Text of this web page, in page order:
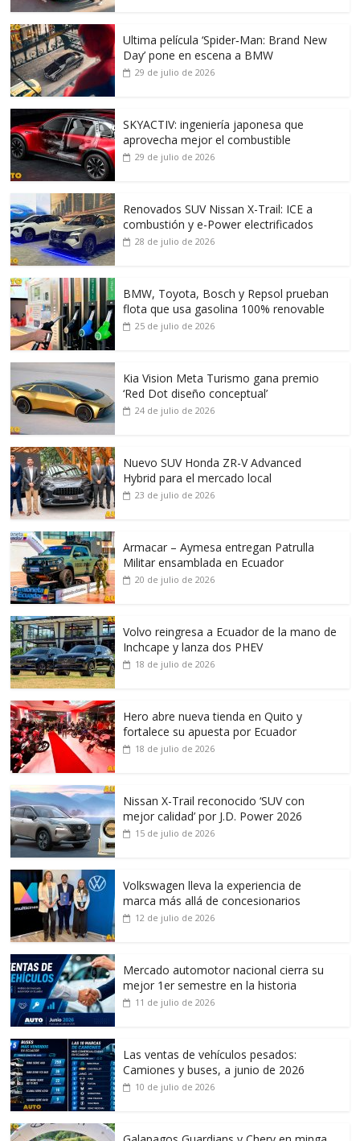
Ultima película ‘Spider‑Man: Brand New
Day’ pone en escena a BMW
29 de julio de 2026
SKYACTIV: ingeniería japonesa que
aprovecha mejor el combustible
29 de julio de 2026
Renovados SUV Nissan X-Trail: ICE a
combustión y e-Power electrificados
28 de julio de 2026
BMW, Toyota, Bosch y Repsol prueban
flota que usa gasolina 100% renovable
25 de julio de 2026
Kia Vision Meta Turismo gana premio
‘Red Dot diseño conceptual’
24 de julio de 2026
Nuevo SUV Honda ZR-V Advanced
Hybrid para el mercado local
23 de julio de 2026
Armacar – Aymesa entregan Patrulla
Militar ensamblada en Ecuador
20 de julio de 2026
Volvo reingresa a Ecuador de la mano de
Inchcape y lanza dos PHEV
18 de julio de 2026
Hero abre nueva tienda en Quito y
fortalece su apuesta por Ecuador
18 de julio de 2026
Nissan X-Trail reconocido ‘SUV con
mejor calidad’ por J.D. Power 2026
15 de julio de 2026
Volkswagen lleva la experiencia de
marca más allá de concesionarios
12 de julio de 2026
Mercado automotor nacional cierra su
mejor 1er semestre en la historia
11 de julio de 2026
Las ventas de vehículos pesados:
Camiones y buses, a junio de 2026
10 de julio de 2026